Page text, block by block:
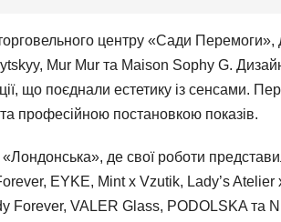
центру «Сади Перемоги»,
Mur Mur та Maison Sophy G.
що поєднали естетику із сенсами.
професійною постановкою показів.
де свої роботи
EYKE, Mint x Vzutik, Lady’s Atelier
Forever, VALER Glass, PODOLSKA та